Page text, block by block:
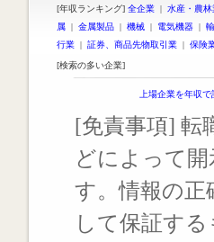
[年収ランキング] 全企業 | 水産・農林
属 | 金属製品 | 機械 | 電気機器 |
行業 | 証券、商品先物取引業 | 保険
[検索の多い企業]
上場企業を年収
[免責事項] 転
どによって
す。情報の
して保証す